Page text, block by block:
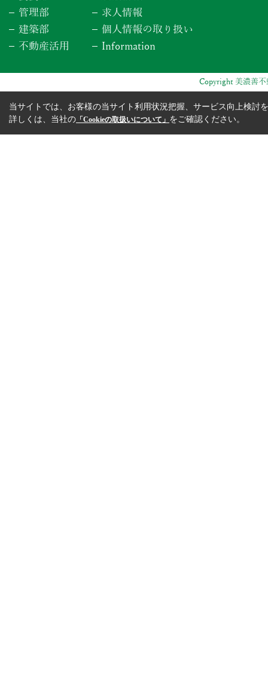
管理部
建築部
不動産活用
求人情報
個人情報の取り扱い
Information
Copyright 美濃善
当サイトでは、お客様の当サイト利用状況把握、サービス向上検討
詳しくは、当社の 「Cookieの取扱いについて」 をご確認ください。